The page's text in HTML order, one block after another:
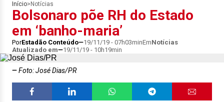
Início> Notícias
Bolsonaro põe RH do Estado
em ‘banho-maria’
PorEstadão Conteúdo 19/11/19 - 07h03minEmNotícias
Atualizado em
19/11/19 - 10h19min
Foto: José Dias/PR